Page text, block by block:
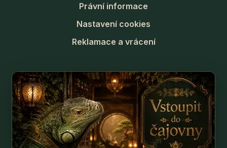
Právní informace
Nastavení cookies
Reklamace a vrácení